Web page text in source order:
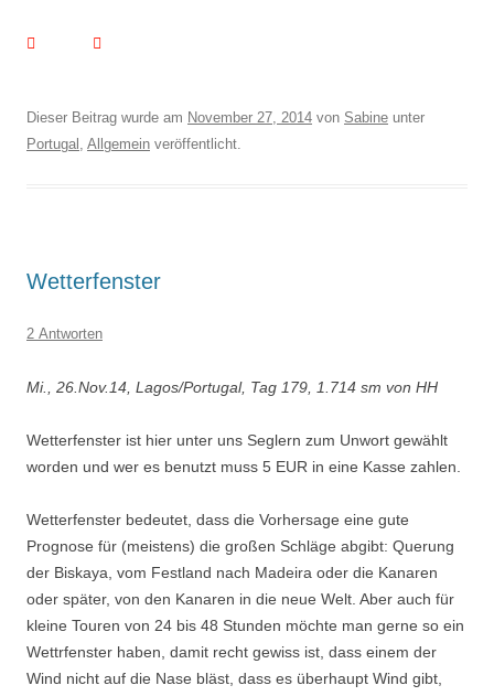
Dieser Beitrag wurde am November 27, 2014 von Sabine unter
Portugal , Allgemein veröffentlicht.
Wetterfenster
2 Antworten
Mi., 26.Nov.14, Lagos/Portugal, Tag 179, 1.714 sm von HH
Wetterfenster ist hier unter uns Seglern zum Unwort gewählt
worden und wer es benutzt muss 5 EUR in eine Kasse zahlen.
Wetterfenster bedeutet, dass die Vorhersage eine gute
Prognose für (meistens) die großen Schläge abgibt: Querung
der Biskaya, vom Festland nach Madeira oder die Kanaren
oder später, von den Kanaren in die neue Welt. Aber auch für
kleine Touren von 24 bis 48 Stunden möchte man gerne so ein
Wettrfenster haben, damit recht gewiss ist, dass einem der
Wind nicht auf die Nase bläst, dass es überhaupt Wind gibt,